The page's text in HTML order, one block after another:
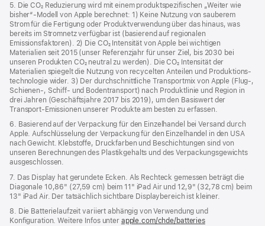
5. Die CO₂ Reduzierung wird mit einem produktspezifischen „Weiter wie
bisher“-Modell von Apple berechnet: 1) Keine Nutzung von sauberem
Strom für die Fertigung oder Produktverwendung über das hinaus, was
bereits im Stromnetz verfügbar ist (basierend auf regionalen
Emissionsfaktoren). 2) Die CO₂ Intensität von Apple bei wichtigen
Materialien seit 2015 (unser Referenzjahr für unser Ziel, bis 2030 bei
unseren Produkten CO₂ neutral zu werden). Die CO₂ Intensität der
Materialien spiegelt die Nutzung von recycelten Anteilen und Produktions­
technologie wider. 3) Der durchschnittliche Transportmix von Apple (Flug‑,
Schienen‑, Schiff‑ und Bodentransport) nach Produktlinie und Region in
drei Jahren (Geschäftsjahre 2017 bis 2019), um den Basiswert der
Transport-Emissionen unserer Produkte am besten zu erfassen.
6. Basierend auf der Verpackung für den Einzelhandel bei Versand durch
Apple. Aufschlüsselung der Verpackung für den Einzelhandel in den USA
nach Gewicht. Klebstoffe, Druckfarben und Beschichtungen sind von
unseren Berechnungen des Plastikgehalts und des Verpackungs­gewichts
ausgeschlossen.
7. Das Display hat gerundete Ecken. Als Rechteck gemessen beträgt die
Diagonale 10,86" (27,59 cm) beim 11" iPad Air und 12,9" (32,78 cm) beim
13" iPad Air. Der tatsächlich sichtbare Displaybereich ist kleiner.
8. Die Batterielaufzeit variiert abhängig von Verwendung und
Konfiguration. Weitere Infos unter apple.com/chde/batteries